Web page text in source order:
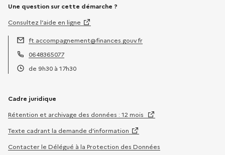
Une question sur cette démarche ?
Consultez l’aide en ligne
Adresse électronique :
ft.accompagnement@finances.gouv.fr
Téléphone :
0648365077
de 9h30 à 17h30
Cadre juridique
Rétention et archivage des données : 12 mois
Texte cadrant la demande d’information
Contacter le Délégué à la Protection des Données